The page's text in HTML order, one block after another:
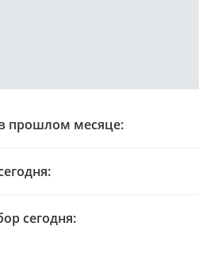
прошлом месяце:
сегодня: